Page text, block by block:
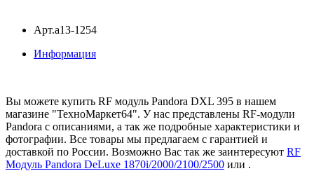
Арт.a13-1254
Информация
Вы можете купить RF модуль Pandora DXL 395 в нашем
магазине "ТехноМаркет64". У нас представлены RF-модули
Pandora с описаниями, а так же подробные характеристики и
фотографии. Все товары мы предлагаем с гарантией и
доставкой по России. Возможно Вас так же заинтересуют RF
Модуль Pandora DeLuxe 1870i/2000/2100/2500 или .